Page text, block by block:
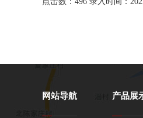
网站导航 产品展